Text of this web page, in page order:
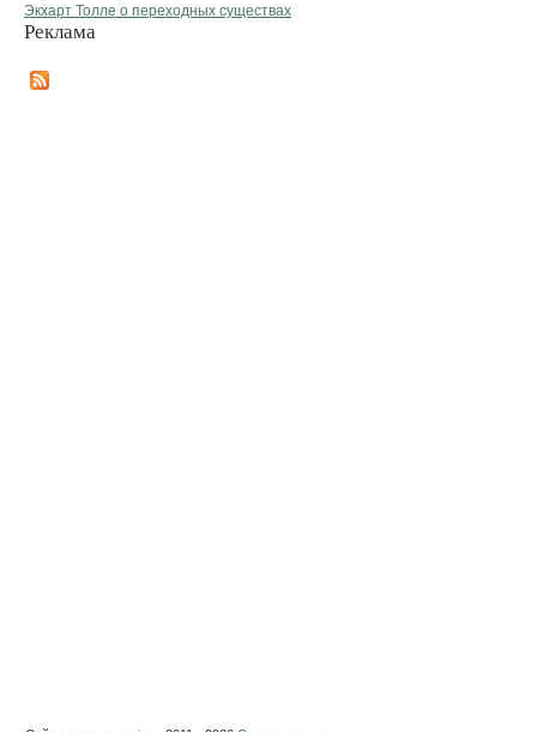
Экхарт Толле о переходных существах
Реклама